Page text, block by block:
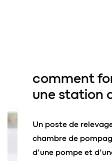
comment
une station
Un poste de
chambre de
d’une pompe et